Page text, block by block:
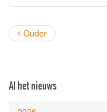
Ouder
Al het nieuws